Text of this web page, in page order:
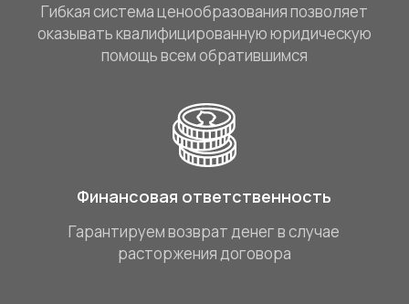
Гибкая система ценообразования позволяет
оказывать квалифицированную юридическую
помощь всем обратившимся
Финансовая ответственность
Гарантируем возврат денег в случае
расторжения договора